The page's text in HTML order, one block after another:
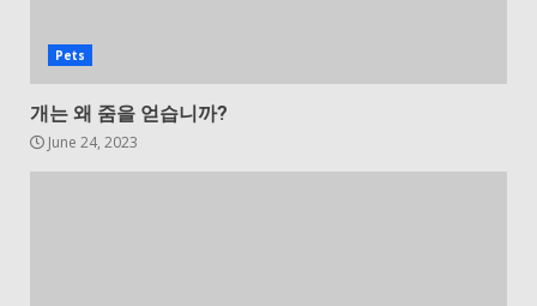
Pets
개는 왜 줌을 얻습니까?
June 24, 2023